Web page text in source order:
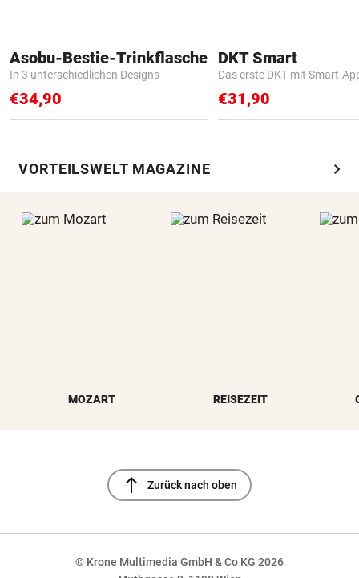
Asobu-Bestie-Trinkflasche
In 3 unterschiedlichen Designs
€34,90
DKT Smart
Das erste DKT mit Smart-
€31,90
VORTEILSWELT MAGAZINE chevron_right
MOZART REISEZEIT
north Zurück nach oben
© Krone Multimedia GmbH & Co KG 2026